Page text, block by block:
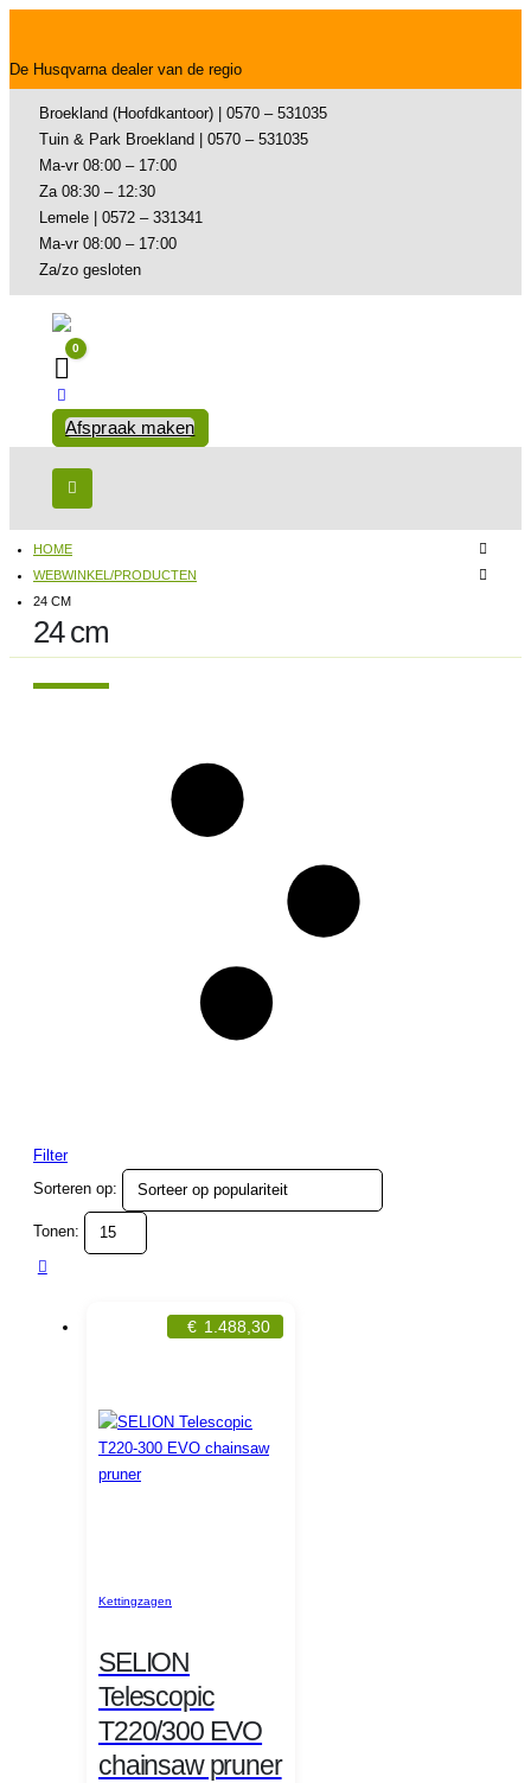
De Husqvarna dealer van de regio
Broekland (Hoofdkantoor) | 0570 – 531035
Tuin & Park Broekland | 0570 – 531035
Ma-vr 08:00 – 17:00
Za 08:30 – 12:30
Lemele | 0572 – 331341
Ma-vr 08:00 – 17:00
Za/zo gesloten
Winkelwagen
0
Afspraak maken
HOME
WEBWINKEL/PRODUCTEN
24 CM
24 cm
Filter
Sorteren op:
Tonen:
€ 1.488,30
Kettingzagen
SELION
Telescopic
T220/300 EVO
chainsaw pruner